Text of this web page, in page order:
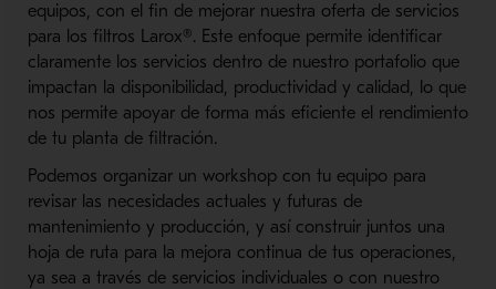
equipos, con el fin de mejorar nuestra oferta de servicios
para los filtros Larox®. Este enfoque permite identificar
claramente los servicios dentro de nuestro portafolio que
impactan la disponibilidad, productividad y calidad, lo que
nos permite apoyar de forma más eficiente el rendimiento
de tu planta de filtración.
Podemos organizar un workshop con tu equipo para
revisar las necesidades actuales y futuras de
mantenimiento y producción, y así construir juntos una
hoja de ruta para la mejora continua de tus operaciones,
ya sea a través de servicios individuales o con nuestro